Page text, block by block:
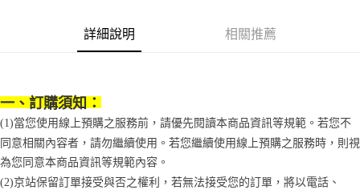
【大哥付你分期使用說明】
1.本服務由台灣大哥大提供，台灣大哥大用戶可立即使用無須另外申請。
3.實際核准額度、可分期數及費用金額請依後續交易確認頁面所載為準。
消。如遇「轉專審核」未通過狀況，表示未達大哥付你分期系統評分，恕無
法說明評估內容。
【繳款方式說明】
醒簡訊。
AFTEE先享後付
便利好安心！
１．簡單：不需註冊會員、不需綁卡、不需儲值。
２．便利：只要手機號碼，簡訊認證，即可結帳。
３．安心：先確認商品／服務後，再付款。
【「AFTEE先享後付」結帳流程】
運送方式
付款後全家取貨
每筆NT$70，滿NT$899(含以上)免運費
詳細說明 相關推薦
一、訂購須知：
(1)當您使用線上預購之服務前，請優先閱讀本商品資訊等規範。若您不
同意相關內容者，請勿繼續使用。若您繼續使用線上預購之服務時，則視
為您同意本商品資訊等規範內容。
(2)京站保留訂單接受與否之權利，若無法接受您的訂單，將以電話、